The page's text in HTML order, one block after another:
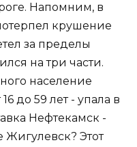
Напомним, в
крушение
за пределы
на три части.
население
до 59 лет - упала в
Нефтекамск -
Жигулевск? Этот